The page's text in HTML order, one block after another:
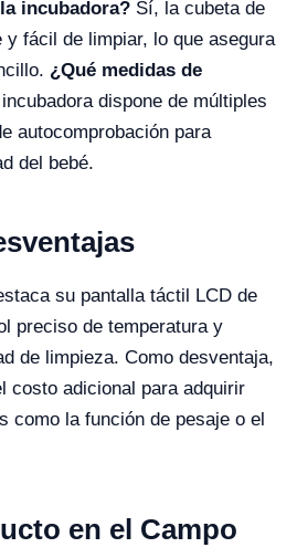
incubadora? Sí, la cubeta de
y fácil de limpiar, lo que asegura
¿Qué medidas de
dispone de múltiples
autocomprobación para
del bebé.
su pantalla táctil LCD de
preciso de temperatura y
de limpieza. Como desventaja,
costo adicional para adquirir
como la función de pesaje o el
en el Campo